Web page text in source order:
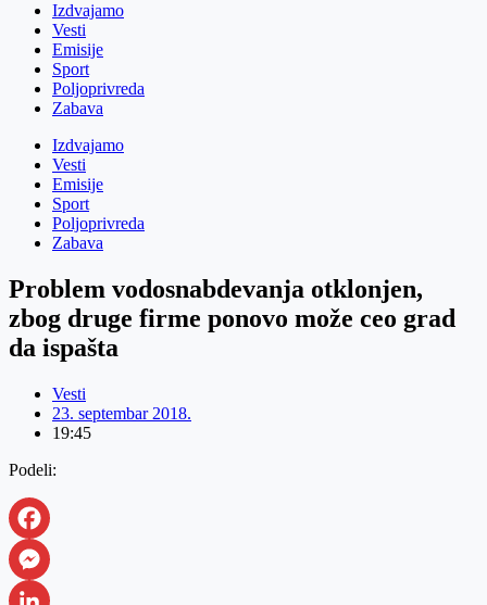
Izdvajamo
Vesti
Emisije
Sport
Poljoprivreda
Zabava
Izdvajamo
Vesti
Emisije
Sport
Poljoprivreda
Zabava
Problem vodosnabdevanja otklonjen,
zbog druge firme ponovo može ceo grad
da ispašta
Vesti
23. septembar 2018.
19:45
Podeli:
Facebook
Messenger